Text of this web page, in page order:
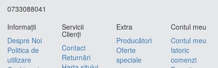
0733088041
Informaţii
Despre Noi
Politica de
utilizare
Servicii
Clienţi
Contact
Returnări
Extra
Producători
Oferte
speciale
Contul meu
Contul meu
Istoric
comenzi